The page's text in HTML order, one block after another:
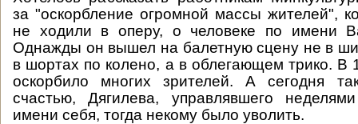
за "оскорбление огромной массы жителей",
не ходили в оперу, о человеке по имени
Однажды он вышел на балетную сцену не в
в шортах по колено, а в облегающем трико. В
оскорбило многих зрителей. А сегодня
счастью, Дягилева, управлявшего
имени себя, тогда некому было уволить.